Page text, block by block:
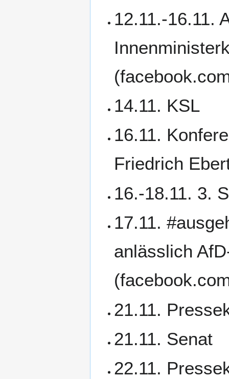
12.11.-16.11.
14.11. KSL
16.11.
Friedrich
16.-18.11. 3.
17.11.
anlässlich
21.11.
21.11. Senat
22.11.